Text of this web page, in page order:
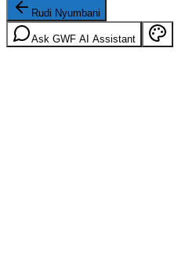
Rudi Nyumbani
Ask GWF AI Assistant